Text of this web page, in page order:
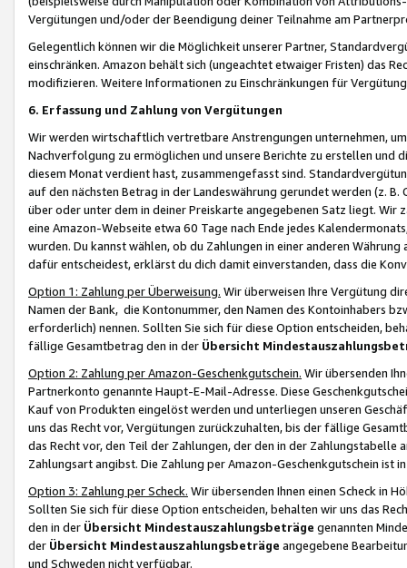
Vergütungen und/oder der Beendigung deiner Teilnahme am
Gelegentlich können wir die Möglichkeit unserer Partner,
einschränken. Amazon behält sich (ungeachtet etwaiger Fristen) das
modifizieren. Weitere Informationen zu Einschränkungen für
6. Erfassung und Zahlung von Vergütungen
Wir werden wirtschaftlich vertretbare Anstrengungen unternehmen,
Nachverfolgung zu ermöglichen und unsere Berichte zu erstellen und
diesem Monat verdient hast, zusammengefasst sind.
auf den nächsten Betrag in der Landeswährung gerundet werden (z.
über oder unter dem in deiner Preiskarte angegebenen Satz liegt.
eine Amazon-Webseite etwa 60 Tage nach Ende jedes
wurden. Du kannst wählen, ob du Zahlungen in einer anderen
dafür entscheidest, erklärst du dich damit einverstanden, dass die
Option 1: Zahlung per Überweisung. Wir überweisen Ihre Vergütung
Namen der Bank, die Kontonummer, den Namen des Kontoinhabers
erforderlich) nennen. Sollten Sie sich für diese Option entscheiden,
fällige Gesamtbetrag den in der Übersicht
Option 2: Zahlung per Amazon-Geschenkgutschein. Wir übersenden
Partnerkonto genannte Haupt-E-Mail-Adresse. Diese
Kauf von Produkten eingelöst werden und unterliegen unseren
uns das Recht vor, Vergütungen zurückzuhalten, bis der fällige
das Recht vor, den Teil der Zahlungen, der den in der
Zahlungsart angibst. Die Zahlung per Amazon-Geschenkgutschein ist
Option 3: Zahlung per Scheck. Wir übersenden Ihnen einen Scheck in
Sollten Sie sich für diese Option entscheiden, behalten wir uns das
den in der Übersicht Mindestauszahlungsbeträge genannten
der Übersicht Mindestauszahlungsbeträge angegebene
und Schweden nicht verfügbar.